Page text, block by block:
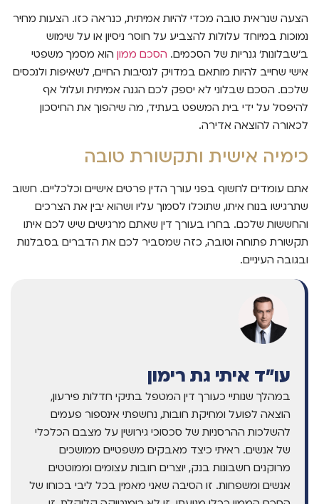
הצעה שנראית טובה מכדי להיות אמיתית, כנראה כזו. הצעות מחיר
נמוכות במיוחד עלולות להצביע על חוסר ניסיון או על שימוש
ב'שבלונות' גנריות של הסכמים. הסכם ממון הוא מסמך משפטי
אישי שחייב להיות מותאם במדויק לנסיבות החיים, לשאיפות ולנכסים
שלכם. הסכם שבלוני לא יספק לכם הגנה אמיתית ועלול אף
להיפסל על ידי בית המשפט בעתיד, מה שיהפוך את החיסכון
לכאורה להוצאה אדירה.
כימיה אישית ותקשורת טובה
אתם עומדים לחשוף בפני עורך הדין פרטים אישיים וכלכליים. חשוב
שתרגישו בנוח איתו, שתוכלו לסמוך עליו ושהוא יבין את הצרכים
והחששות שלכם. בחרו בעורך דין שאתם מרגישים שיש לכם איתו
תקשורת פתוחה וטובה, כזה שמסביר לכם את הדברים בסבלנות
ובגובה העיניים.
עו"ד איתי גת רימון
במהלך שנותיי כעורך דין המטפל בתיקי חדלות פירעון,
הוצאה לפועל ומחיקת חובות, נחשפתי אינספור פעמים
להשלכות ההרסניות של סכסוכי גירושין על מצבם הכלכלי
של אנשים. ראיתי כיצד מאבקים משפטיים ממושכים
מרוקנים חשבונות בנק, יוצרים חובות עצומים וממוטטים
אנשים ומשפחות. זו הסיבה שאני מאמין בכל ליבי בכוחו של